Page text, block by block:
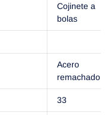
Cojinete a
bolas
Acero
remachado
33